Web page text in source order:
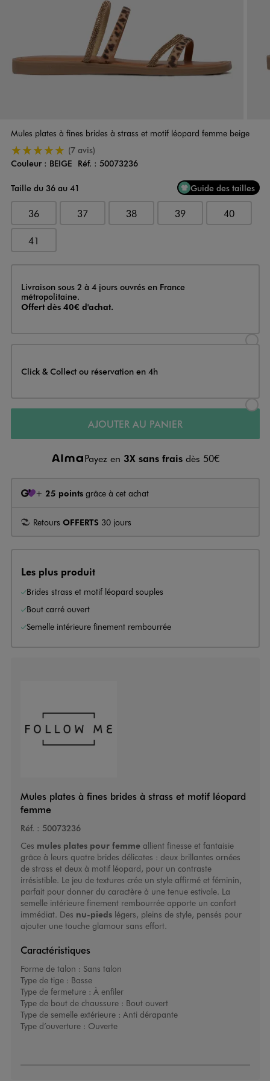
Mules plates à fines brides à strass et motif léopard femme beige
5/5 de moyenne(7 avis)
Couleur
Couleur : BEIGE Réf. : 50073236
Taille du 36 au 41
Guide des tailles
36 37 38 39 40
41
Livraison
Livraison sous 2 à 4 jours ouvrés en France
métropolitaine.
Offert dès 40€ d'achat.
Click & Collect ou réservation en 4h
AJOUTER AU PANIER
Payez en 3X sans frais dès 50€
+ 25 points grâce à cet achat
Retours OFFERTS 30 jours
Les plus produit
Brides strass et motif léopard souples
Bout carré ouvert
Semelle intérieure finement rembourrée
Mules plates à fines brides à strass et motif léopard
femme
Réf. : 50073236
Ces mules plates pour femmeallient finesse et fantaisie
grâce à leurs quatre brides délicates : deux brillantes ornées
de strass et deux à motif léopard, pour un contraste
irrésistible. Le jeu de textures crée un style affirmé et féminin,
parfait pour donner du caractère à une tenue estivale. La
semelle intérieure finement rembourrée apporte un confort
immédiat. Des nu-piedslégers, pleins de style, pensés pour
ajouter une touche glamour sans effort.
Caractéristiques
Forme de talon : Sans talon
Type de tige : Basse
Type de fermeture : À enfiler
Type de bout de chaussure : Bout ouvert
Type de semelle extérieure : Anti dérapante
Type d’ouverture : Ouverte